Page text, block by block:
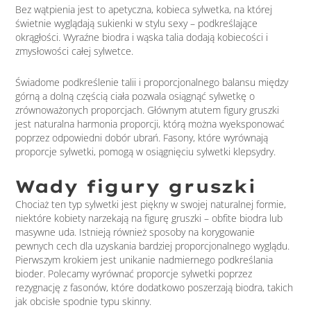
Bez wątpienia jest to apetyczna, kobieca sylwetka, na której
świetnie wyglądają sukienki w stylu sexy – podkreślające
okrągłości. Wyraźne biodra i wąska talia dodają kobiecości i
zmysłowości całej sylwetce.
Świadome podkreślenie talii i proporcjonalnego balansu między
górną a dolną częścią ciała pozwala osiągnąć sylwetkę o
zrównoważonych proporcjach. Głównym atutem figury gruszki
jest naturalna harmonia proporcji, którą można wyeksponować
poprzez odpowiedni dobór ubrań. Fasony, które wyrównają
proporcje sylwetki, pomogą w osiągnięciu sylwetki klepsydry.
Wady figury gruszki
Chociaż ten typ sylwetki jest piękny w swojej naturalnej formie,
niektóre kobiety narzekają na figurę gruszki – obfite biodra lub
masywne uda. Istnieją również sposoby na korygowanie
pewnych cech dla uzyskania bardziej proporcjonalnego wyglądu.
Pierwszym krokiem jest unikanie nadmiernego podkreślania
bioder. Polecamy wyrównać proporcje sylwetki poprzez
rezygnację z fasonów, które dodatkowo poszerzają biodra, takich
jak obcisłe spodnie typu skinny.